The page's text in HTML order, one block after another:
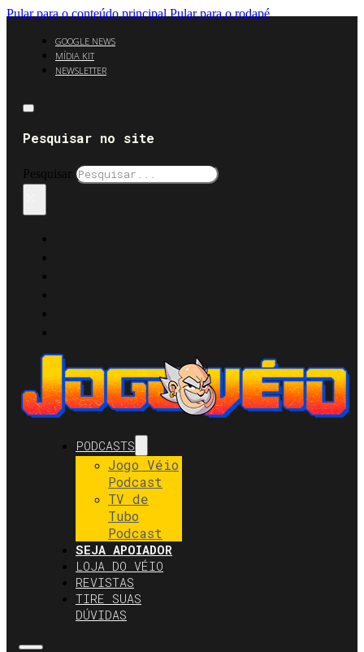
Pular para o conteúdo principal Pular para o rodapé
GOOGLE NEWS
MÍDIA KIT
NEWSLETTER
Pesquisar no site
Pesquisar
PODCASTS
Jogo Véio
Podcast
TV de
Tubo
Podcast
SEJA APOIADOR
LOJA DO VÉIO
REVISTAS
TIRE SUAS
DÚVIDAS